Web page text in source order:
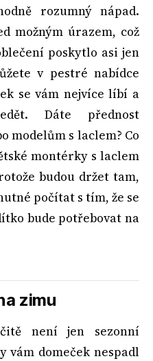
rozumný nápad.
možným úrazem, což
poskytlo asi jen
v pestré nabídce
se vám nejvíce líbí a
Dáte přednost
modelům s laclem? Co
montérky s laclem
budou držet tam,
počítat s tím, že se
bude potřebovat na
zimu
není jen sezonní
vám domeček nespadl